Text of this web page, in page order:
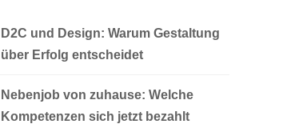
D2C und Design: Warum Gestaltung
über Erfolg entscheidet
Nebenjob von zuhause: Welche
Kompetenzen sich jetzt bezahlt